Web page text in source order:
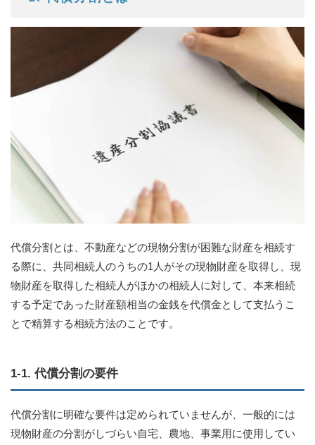
代償分割とは、不動産などの現物分割が困難な財産を相続す
る際に、共同相続人のうちの1人がその現物財産を取得し、現
物財産を取得した相続人がほかの相続人に対して、本来相続
する予定であった財産額相当の金銭を代償金として支払うこ
とで精算する相続方法のことです。
1-1. 代償分割の要件
代償分割に明確な要件は定められていませんが、一般的には
現物財産の分割がしづらい自宅、農地、事業用に使用してい